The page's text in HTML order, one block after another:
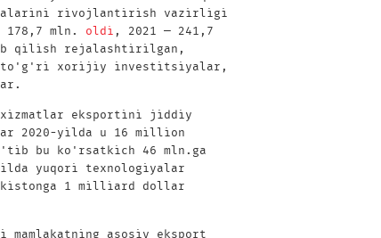
rivojlantirish vazirligi
mln. oldi, 2021 — 241,7
qilish rejalashtirilgan,
to'g'ri xorijiy investitsiyalar,
eksportini jiddiy
2020-yilda u 16 million
bu ko'rsatkich 46 mln.ga
yuqori texnologiyalar
1 milliard dollar